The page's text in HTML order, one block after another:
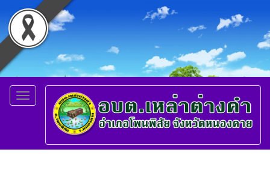
Toggle
navigation